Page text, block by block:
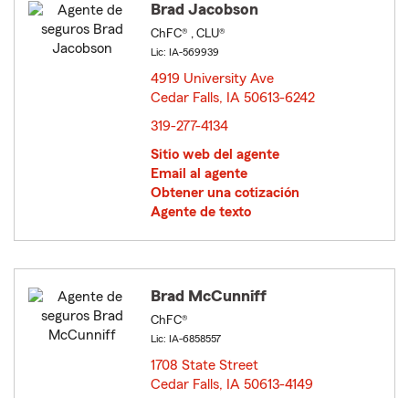
Brad Jacobson
ChFC® , CLU®
Lic: IA-569939
4919 University Ave
Cedar Falls, IA 50613-6242
319-277-4134
Sitio web del agente
Email al agente
Obtener una cotización
Agente de texto
Brad McCunniff
ChFC®
Lic: IA-6858557
1708 State Street
Cedar Falls, IA 50613-4149